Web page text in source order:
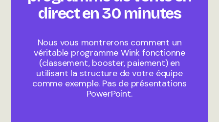
direct en 30 minutes
Nous vous montrerons comment un
véritable programme Wink fonctionne
(classement, booster, paiement) en
utilisant la structure de votre équipe
comme exemple. Pas de présentations
PowerPoint.